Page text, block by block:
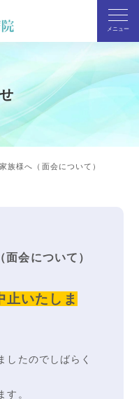
族様へ（面会について）
会について）
止いたしま
したのでしばらく
す。